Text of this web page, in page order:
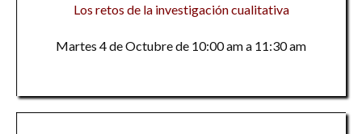
Los retos de la investigación cualitativa
Martes 4 de Octubre de 10:00 am a 11:30 am